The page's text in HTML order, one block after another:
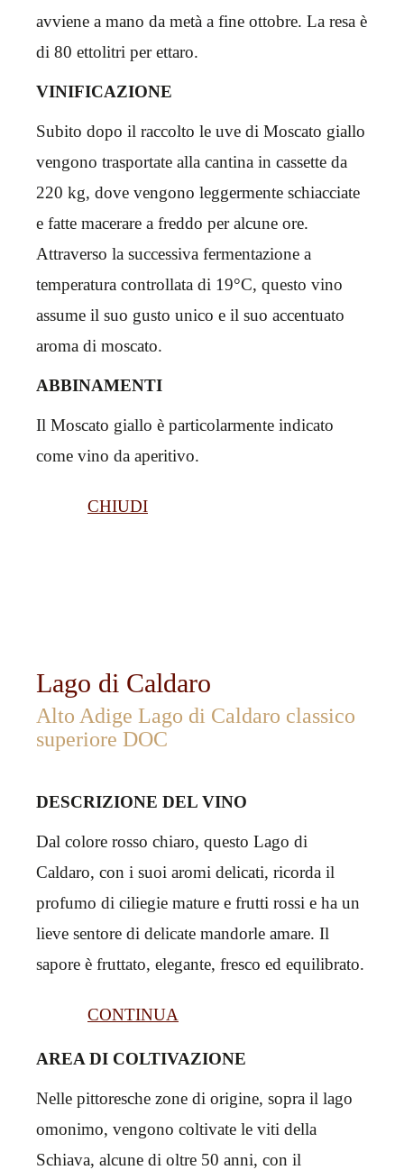
avviene a mano da metà a fine ottobre. La resa è
di 80 ettolitri per ettaro.
VINIFICAZIONE
Subito dopo il raccolto le uve di Moscato giallo
vengono trasportate alla cantina in cassette da
220 kg, dove vengono leggermente schiacciate
e fatte macerare a freddo per alcune ore.
Attraverso la successiva fermentazione a
temperatura controllata di 19°C, questo vino
assume il suo gusto unico e il suo accentuato
aroma di moscato.
ABBINAMENTI
Il Moscato giallo è particolarmente indicato
come vino da aperitivo.
CHIUDI
Lago di Caldaro
Alto Adige Lago di Caldaro classico
superiore DOC
DESCRIZIONE DEL VINO
Dal colore rosso chiaro, questo Lago di
Caldaro, con i suoi aromi delicati, ricorda il
profumo di ciliegie mature e frutti rossi e ha un
lieve sentore di delicate mandorle amare. Il
sapore è fruttato, elegante, fresco ed equilibrato.
CONTINUA
AREA DI COLTIVAZIONE
Nelle pittoresche zone di origine, sopra il lago
omonimo, vengono coltivate le viti della
Schiava, alcune di oltre 50 anni, con il